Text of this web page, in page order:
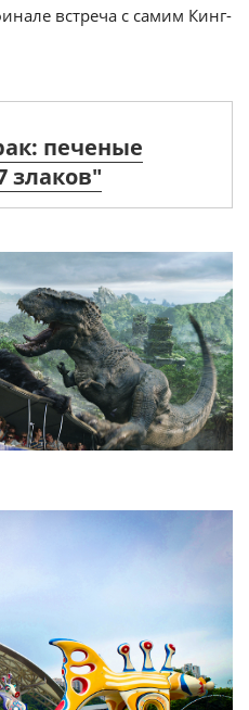
встреча с самим Кинг-
печеные
злаков"